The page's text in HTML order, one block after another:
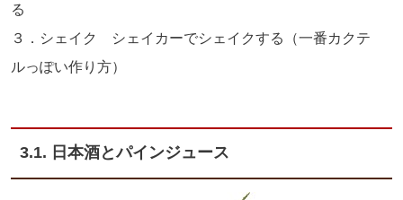
る
３．シェイク シェイカーでシェイクする（一番カクテ
ルっぽい作り方）
3.1. 日本酒とパインジュース